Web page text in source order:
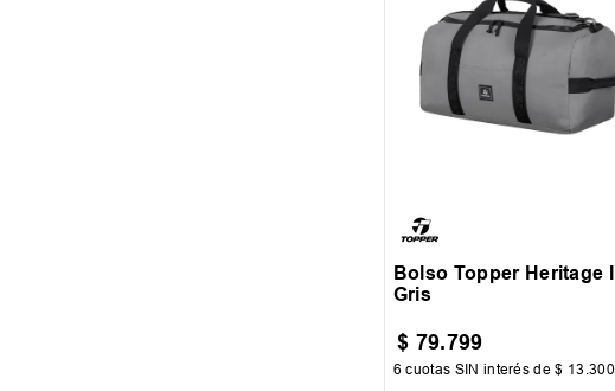
Bolso Topper Heritage II
Gris
$ 79.799
6 cuotas SIN interés de$ 13 .300